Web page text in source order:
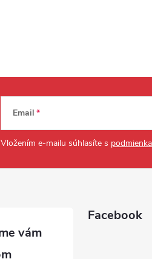
Email
Vložením e-mailu súhlasíte s
Facebook